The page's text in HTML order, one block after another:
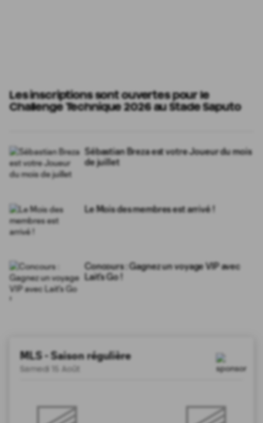
Les inscriptions sont ouvertes pour le
Challenge Technique 2026 au Stade Saputo
Sébastian Breza est votre Joueur du mois
de juillet
Le Mois des membres est arrivé !
Concours : Gagnez un voyage VIP avec
Lait's Go !
MLS - Saison régulière
Samedi 15 Août